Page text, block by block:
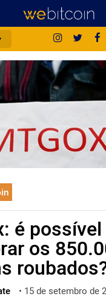
(BR)
é possível
os
• 15 de setembro de